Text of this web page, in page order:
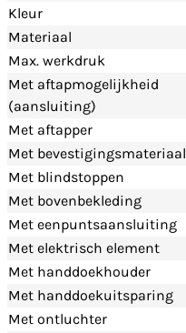
Kleur
Materiaal
Max. werkdruk
Met aftapmogelijkheid
(aansluiting)
Met aftapper
Met bevestigingsmateriaal
Met blindstoppen
Met bovenbekleding
Met eenpuntsaansluiting
Met elektrisch element
Met handdoekhouder
Met handdoekuitsparing
Met ontluchter